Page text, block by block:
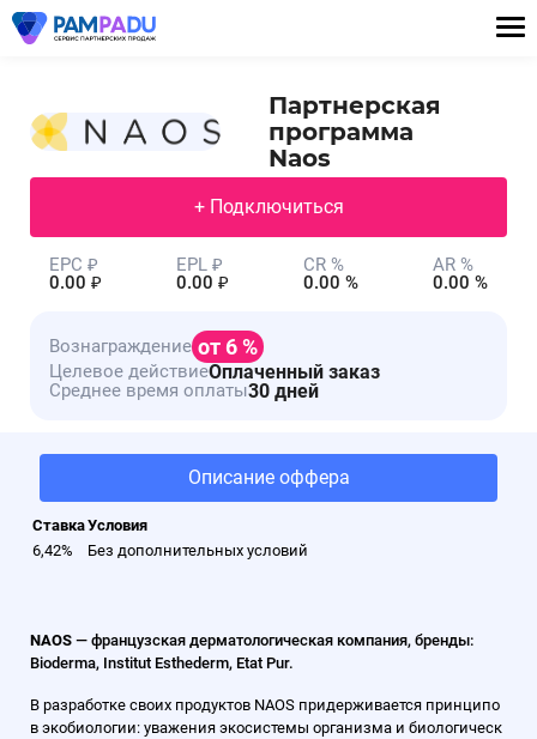
Партнерская
программа
Naos
+ Подключиться
EPC ₽
0.00 ₽
EPL ₽
0.00 ₽
CR %
0.00 %
AR %
0.00 %
Вознаграждение от 6 %
Целевое действиеОплаченный заказ
Среднее время оплаты30 дней
Описание оффера
СтавкаУсловия
6,42%
Без дополнительных условий
NAOS — французская дерматологическая компания, бренды:
Bioderma, Institut Esthederm, Etat Pur.
В разработке своих продуктов NAOS придерживается принципо
в экобиологии: уважения экосистемы организма и биологическ